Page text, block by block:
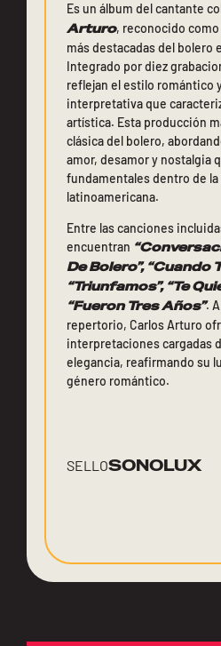
Es un álbum del cantante
Arturo, reconocido
más destacadas del bolero
Integrado por diez
reflejan el estilo romántico
interpretativa que
artística. Esta producción
clásica del bolero,
amor, desamor y nostalgia
fundamentales dentro de
latinoamericana.
Entre las canciones
encuentran
De Bolero”, “Cuando
“Triunfamos”, “Te
“Fueron Tres Años”.
repertorio, Carlos Arturo
interpretaciones cargadas
elegancia, reafirmando su
género romántico.
SELLOSONOLUX